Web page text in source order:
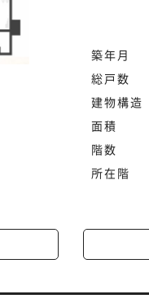
築年月
総戸数
建物構造
面積
階数
所在階